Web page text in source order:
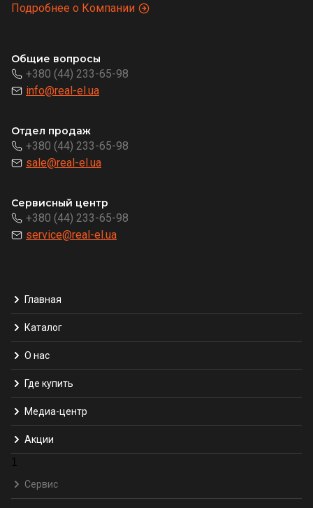
Подробнее о Компании
Общие вопросы
+380 (44) 233-65-98
info@real-el.ua
Отдел продаж
+380 (44) 233-65-98
sale@real-el.ua
Сервисный центр
+380 (44) 233-65-98
service@real-el.ua
Главная
Каталог
О нас
Где купить
Медиа-центр
Акции
1
Сервис